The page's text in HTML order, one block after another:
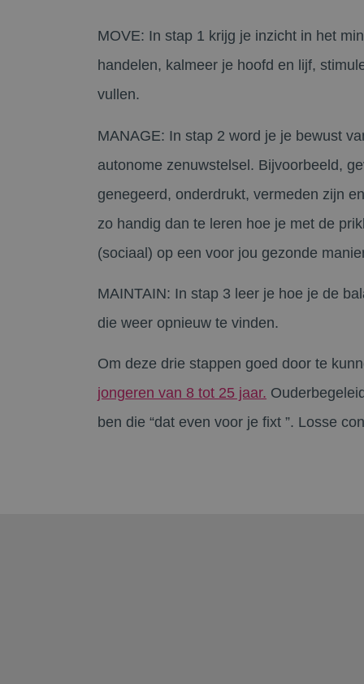
MOVE: In stap 1 krijg je inzicht in het
handelen, kalmeer je hoofd en lijf,
vullen.
MANAGE: In stap 2 word je je bewust
autonome zenuwstelsel. Bijvoorbeeld,
genegeerd, onderdrukt, vermeden zijn
zo handig dan te leren hoe je met de
(sociaal) op een voor jou gezonde
MAINTAIN: In stap 3 leer je hoe je de
die weer opnieuw te vinden.
Om deze drie stappen goed door te
jongeren van 8 tot 25 jaar.
ben die “dat even voor je fixt ”. Losse